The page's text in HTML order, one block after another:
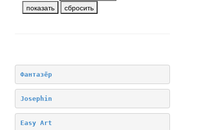
Фантазёр
Josephin
Easy Art